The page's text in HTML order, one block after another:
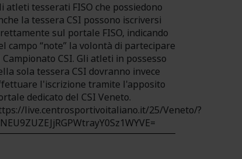
atleti tesserati FISO che possiedono
la tessera CSI possono iscriversi
sul portale FISO, indicando
campo “note” la volontà di partecipare
Campionato CSI. Gli atleti in possesso
sola tessera CSI dovranno invece
l'iscrizione tramite l'apposito
dedicato del CSI Veneto.
live.centrosportivoitaliano.it/25/Veneto/?